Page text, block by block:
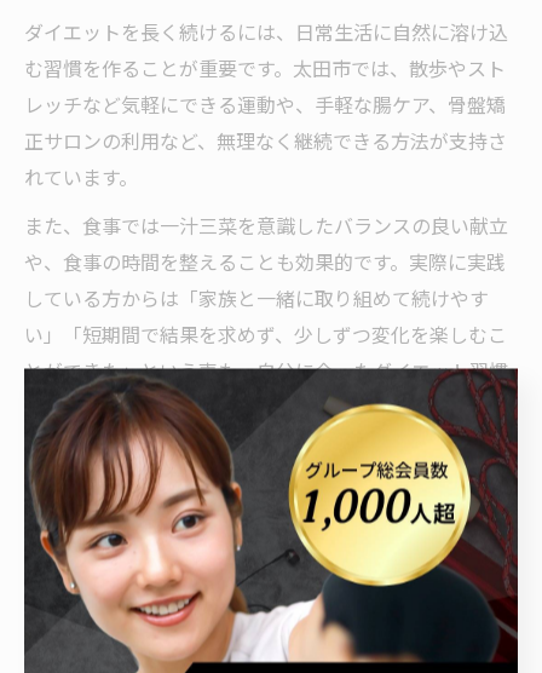
ダイエットを長く続けるには、日常生活に自然に溶け込
む習慣を作ることが重要です。太田市では、散歩やスト
レッチなど気軽にできる運動や、手軽な腸ケア、骨盤矯
正サロンの利用など、無理なく継続できる方法が支持さ
れています。
また、食事では一汁三菜を意識したバランスの良い献立
や、食事の時間を整えることも効果的です。実際に実践
している方からは「家族と一緒に取り組めて続けやす
い」「短期間で結果を求めず、少しずつ変化を楽しむこ
とができた」という声も。自分に合ったダイエット習慣
を見つけることが、理想の体質改善への近道です。
理想へ導くダイエット術を太田で実践
ダイエット成功を目指す太田のファスティング活用法
ファスティングダイエットは、食事制限の一種ですが、